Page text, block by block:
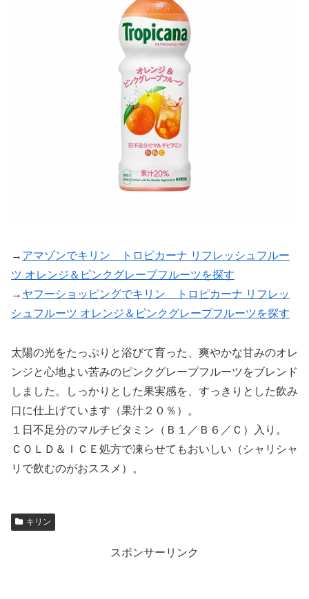
→ アマゾンでキリン トロピカーナ リフレッシュフルー
ツ オレンジ＆ピンクグレープフルーツを探す
→ ヤフーショッピングでキリン トロピカーナ リフレッ
シュフルーツ オレンジ＆ピンクグレープフルーツを探す
太陽の光をたっぷりと浴びて育った、爽やかな甘みのオレ
ンジと心地よい苦みのピンクグレープフルーツをブレンド
しました。しっかりとした果実感を、すっきりとした飲み
口に仕上げています（果汁２０％）。
１日不足分のマルチビタミン（Ｂ１／Ｂ６／Ｃ）入り。
ＣＯＬＤ＆ＩＣＥ処方で凍らせてもおいしい（シャリシャ
リで飲むのがおススメ）。
キリン
スポンサーリンク